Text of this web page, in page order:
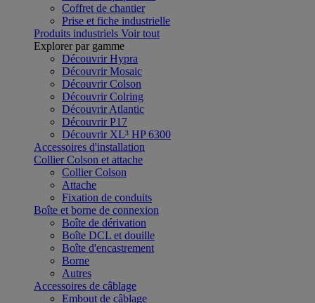
Coffret de chantier
Prise et fiche industrielle
Produits industriels Voir tout
Explorer par gamme
Découvrir Hypra
Découvrir Mosaic
Découvrir Colson
Découvrir Colring
Découvrir Atlantic
Découvrir P17
Découvrir XL³ HP 6300
Accessoires d'installation
Collier Colson et attache
Collier Colson
Attache
Fixation de conduits
Boîte et borne de connexion
Boîte de dérivation
Boîte DCL et douille
Boîte d'encastrement
Borne
Autres
Accessoires de câblage
Embout de câblage